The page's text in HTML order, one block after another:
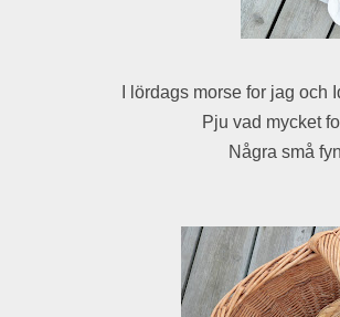
I lördags morse for jag
Pju vad mycket
Några små